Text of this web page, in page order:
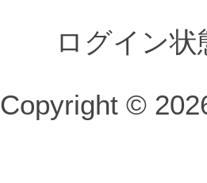
ログイン
Copyright ©